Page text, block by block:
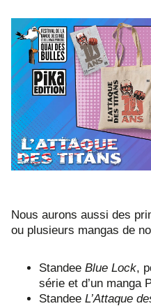
Nous aurons aussi des
ou plusieurs mangas de
Standee Blue Lock,
série et d’un manga
Standee L’Attaque